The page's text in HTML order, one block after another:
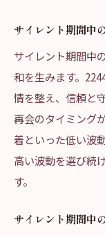
サイレント期間中
サイレント期間中
和を生みます。
情を整え、信頼と
再会のタイミング
着といった低い波
高い波動を選び続
す。
サイレント期間中